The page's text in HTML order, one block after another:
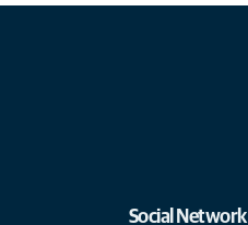
Social Network